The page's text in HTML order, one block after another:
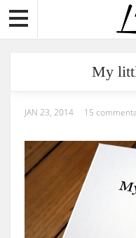
My
JAN 23, 2014 15